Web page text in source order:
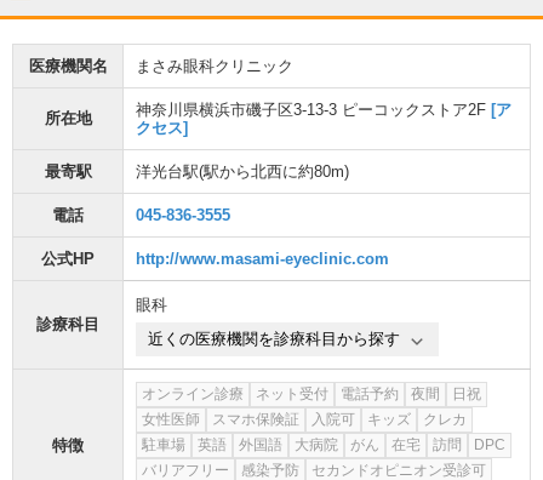
医療機関名 まさみ眼科クリニック
所在地 神奈川県横浜市磯子区3-13-3 ピーコックストア2F [ア
クセス]
最寄駅 洋光台駅(駅から北西に約80m)
電話 045-836-3555
公式HP http://www.masami-eyeclinic.com
診療科目
眼科
近くの医療機関を診療科目から探す
特徴
オンライン診療 ネット受付 電話予約 夜間
日祝
女性医師
スマホ保険証 入院可 キッズ
クレカ
駐車場
英語 外国語 大病院 がん 在宅 訪問
DPC
バリアフリー
感染予防
セカンドオピニオン受診可